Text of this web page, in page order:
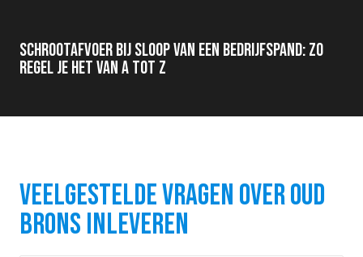
Schrootafvoer bij sloop van een bedrijfspand: zo
regel je het van A tot Z
Veelgestelde vragen over oud
brons inleveren